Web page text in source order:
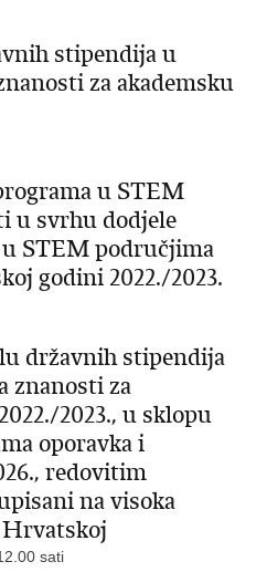
stipendija u
za akademsku
u STEM
u svrhu dodjele
STEM područjima
godini 2022./2023.
državnih stipendija
znanosti za
2023., u sklopu
oporavka i
redovitim
na visoka
sati